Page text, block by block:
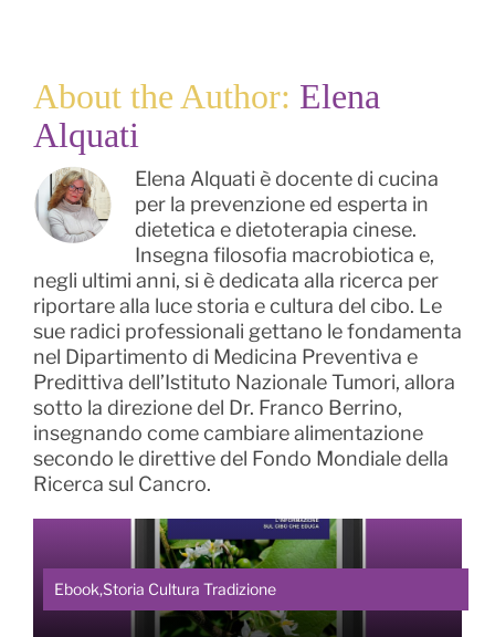
About the Author: Elena
Alquati
Elena Alquati è docente di cucina
per la prevenzione ed esperta in
dietetica e dietoterapia cinese.
Insegna filosofia macrobiotica e,
negli ultimi anni, si è dedicata alla ricerca per
riportare alla luce storia e cultura del cibo. Le
sue radici professionali gettano le fondamenta
nel Dipartimento di Medicina Preventiva e
Predittiva dell’Istituto Nazionale Tumori, allora
sotto la direzione del Dr. Franco Berrino,
insegnando come cambiare alimentazione
secondo le direttive del Fondo Mondiale della
Ricerca sul Cancro.
Ebook,Storia Cultura Tradizione